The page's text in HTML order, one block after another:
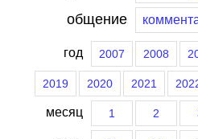
общение
год 2007 2008
2019 2020 2021
месяц 1 2